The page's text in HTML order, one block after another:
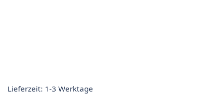
Lieferzeit: 1-3 Werktage